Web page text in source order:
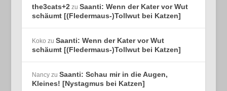
the3cats+2zu Saanti: Wenn der Kater vor Wut
schäumt [(Fledermaus-)Tollwut bei Katzen]
Koko zu Saanti: Wenn der Kater vor Wut
schäumt [(Fledermaus-)Tollwut bei Katzen]
Nancyzu Saanti: Schau mir in die Augen,
Kleines! [Nystagmus bei Katzen]